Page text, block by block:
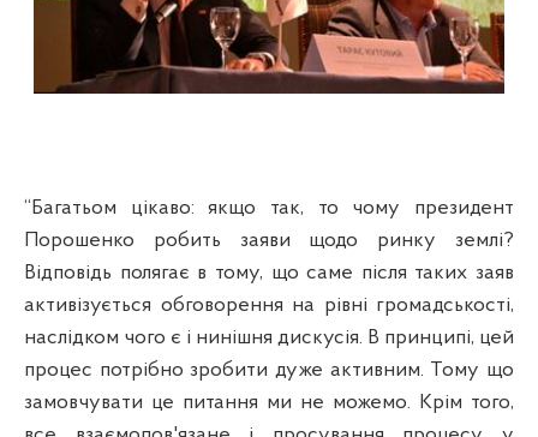
“Багатьом цікаво: якщо так, то чому президент
Порошенко робить заяви щодо ринку землі?
Відповідь полягає в тому, що саме після таких заяв
активізується обговорення на рівні громадськості,
наслідком чого є і нинішня дискусія. В принципі, цей
процес потрібно зробити дуже активним. Тому що
замовчувати це питання ми не можемо. Крім того,